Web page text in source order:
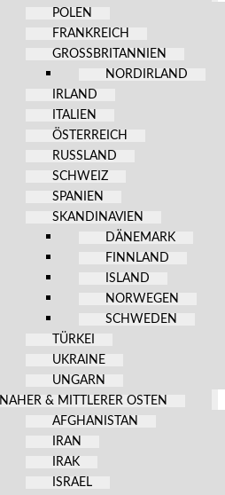
POLEN
FRANKREICH
GROSSBRITANNIEN
NORDIRLAND
IRLAND
ITALIEN
ÖSTERREICH
RUSSLAND
SCHWEIZ
SPANIEN
SKANDINAVIEN
DÄNEMARK
FINNLAND
ISLAND
NORWEGEN
SCHWEDEN
TÜRKEI
UKRAINE
UNGARN
NAHER & MITTLERER OSTEN
AFGHANISTAN
IRAN
IRAK
ISRAEL